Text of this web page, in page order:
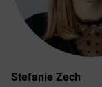
Stefanie Zech